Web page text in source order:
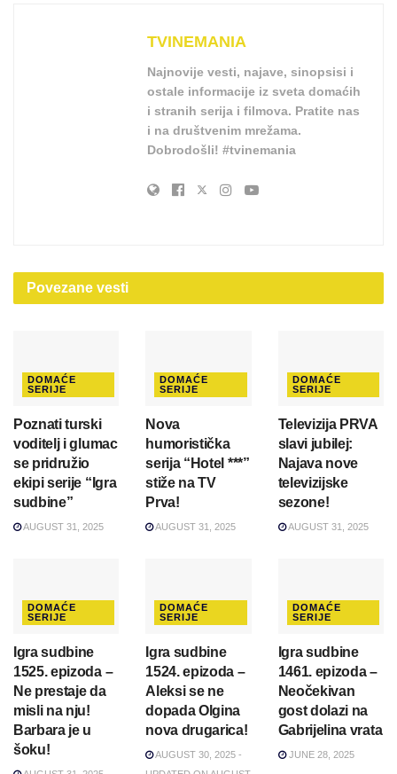
TVINEMANIA
Najnovije vesti, najave, sinopsisi i
ostale informacije iz sveta domaćih
i stranih serija i filmova. Pratite nas
i na društvenim mrežama.
Dobrodošli! #tvinemania
Povezane vesti
DOMAĆE
SERIJE
Poznati turski
voditelj i glumac
se pridružio
ekipi serije “Igra
sudbine”
AUGUST 31, 2025
DOMAĆE
SERIJE
Nova
humoristička
serija “Hotel ***”
stiže na TV
Prva!
AUGUST 31, 2025
DOMAĆE
SERIJE
Televizija PRVA
slavi jubilej:
Najava nove
televizijske
sezone!
AUGUST 31, 2025
DOMAĆE
SERIJE
Igra sudbine
1525. epizoda –
Ne prestaje da
misli na nju!
Barbara je u
šoku!
DOMAĆE
SERIJE
Igra sudbine
1524. epizoda –
Aleksi se ne
dopada Olgina
nova drugarica!
AUGUST 30, 2025 -
DOMAĆE
SERIJE
Igra sudbine
1461. epizoda –
Neočekivan
gost dolazi na
Gabrijelina vrata
JUNE 28, 2025